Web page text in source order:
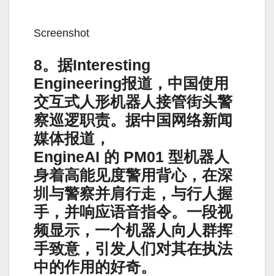
Screenshot
8。据Interesting
Engineering报道，中国使用
交互式人形机器人接管街头警
察巡逻职责。据中国网络新闻
媒体报道，
EngineAI 的 PM01 型机器人
身着高能见度警用背心，在深
圳与警察并肩行走，与行人握
手，并响应语音指令。一段视
频显示，一个机器人向人群挥
手致意，引发人们对其在执法
中的作用的好奇。